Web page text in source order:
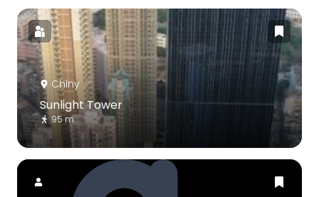
Chiny
Sunlight Tower
95 m